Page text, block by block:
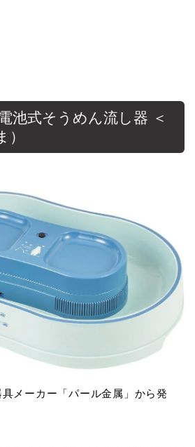
池式そうめん流し器 ＜
メーカー「パール金属」から発